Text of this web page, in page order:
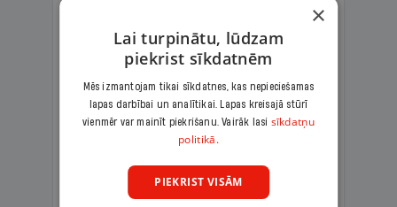
KOMPLEKTS IR + LASIS
Ģimenes komplekts – aizraujošs
lasāmžurnāls bērniem un analītiska
lasāmviela vecākiem.
×
Lai turpinātu, lūdzam
piekrist sīkdatnēm
Mēs izmantojam tikai sīkdatnes, kas nepieciešamas
lapas darbībai un analītikai. Lapas kreisajā stūrī
vienmēr var mainīt piekrišanu. Vairāk lasi sīkdatņu
politikā.
PIEKRIST VISĀM